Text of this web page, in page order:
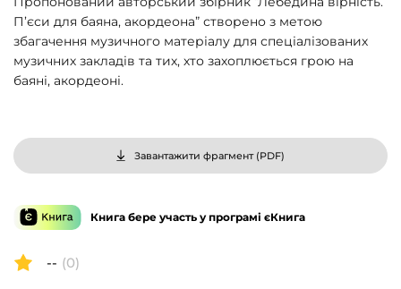
П’єси для баяна, акордеона” створено з метою
збагачення музичного матеріалу для спеціалізованих
музичних закладів та тих, хто захоплюється грою на
баяні, акордеоні.
Завантажити фрагмент (PDF)
Книга бере участь у програмі єКнига
-- (0)